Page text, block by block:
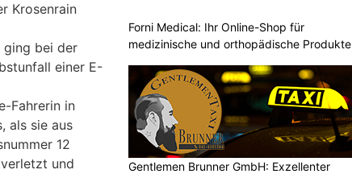
Krosenrain
ging bei der
einer E-
Fahrerin in
als sie aus
12
und
Forni Medical: Ihr Online-Shop für
medizinische und orthopädische Produkte
Gentlemen Brunner GmbH: Exzellenter